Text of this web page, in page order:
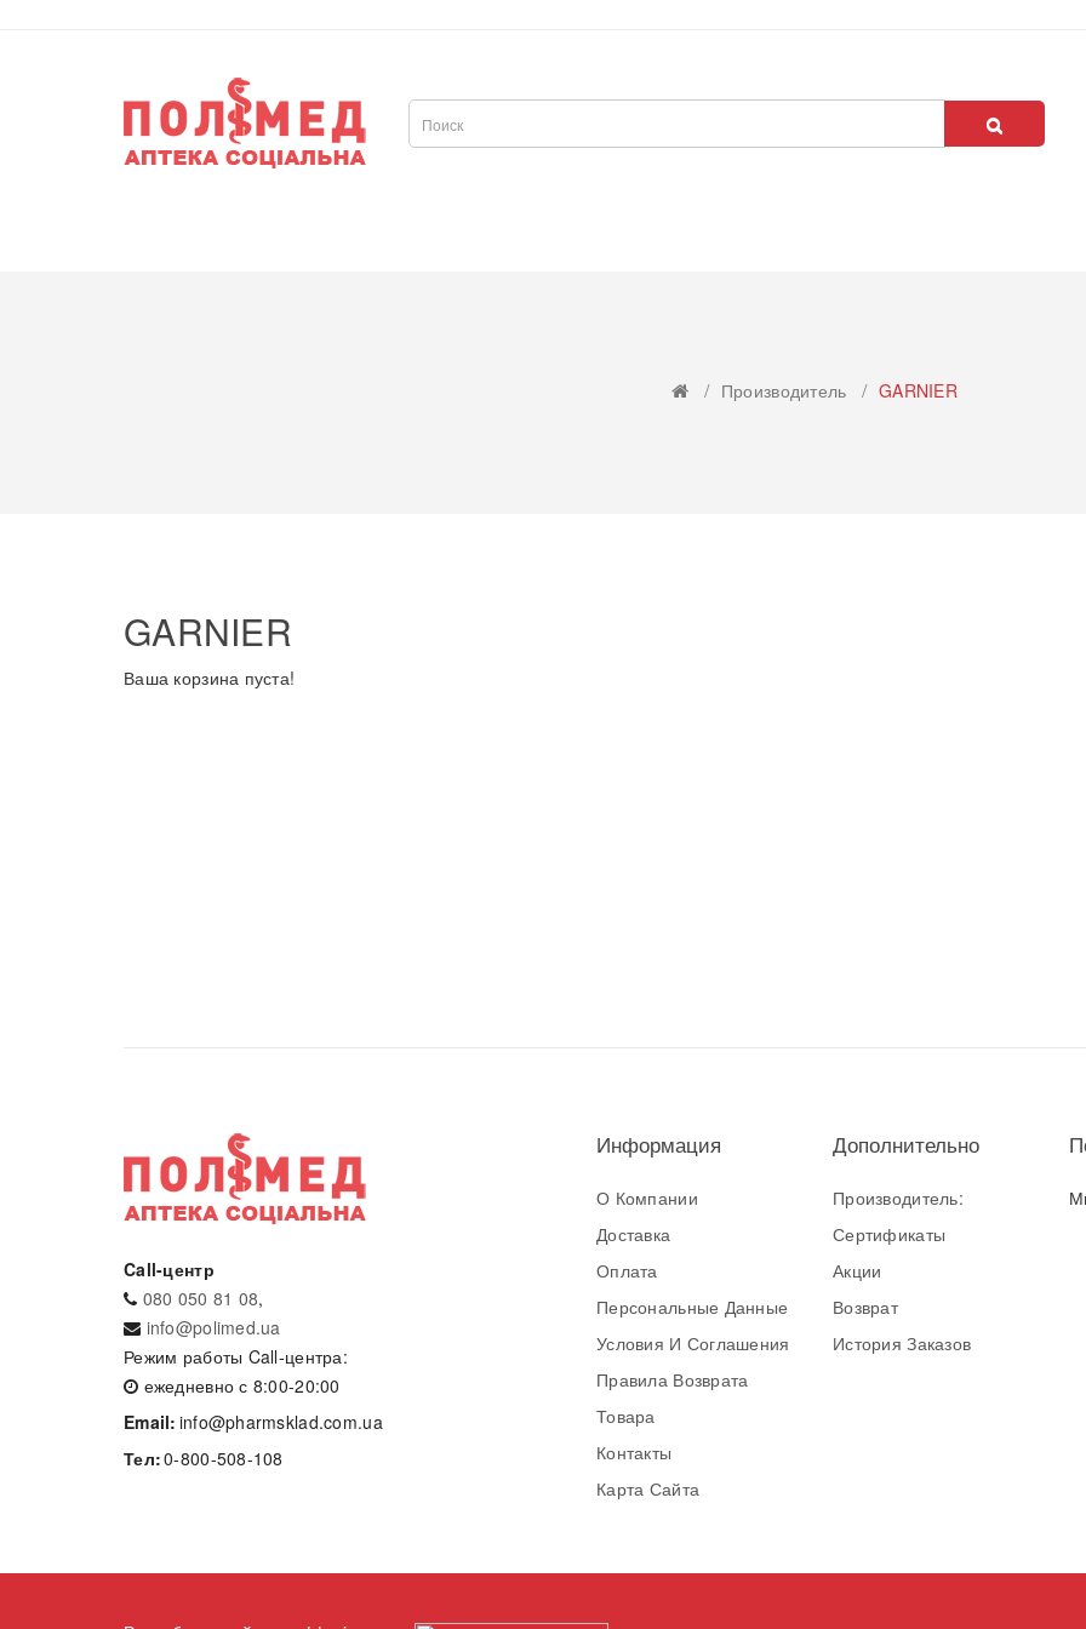
Производитель GARNIER
GARNIER
Ваша корзина пуста!
Call-центр
080 050 81 08,
info@polimed.ua
Режим работы Call-центра:
ежедневно с 8:00-20:00
Email: info@pharmsklad.com.ua
Тел:0-800-508-108
Информация
О Компании
Доставка
Оплата
Персональные Данные
Условия И Соглашения
Правила Возврата
Товара
Контакты
Карта Сайта
Дополнительно
Производитель:
Сертификаты
Акции
Возврат
История Заказов